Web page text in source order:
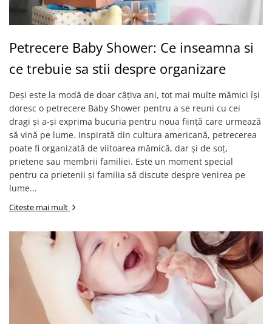
Petrecere Baby Shower: Ce inseamna si
ce trebuie sa stii despre organizare
Deși este la modă de doar câțiva ani, tot mai multe mămici își
doresc o petrecere Baby Shower pentru a se reuni cu cei
dragi și a-și exprima bucuria pentru noua ființă care urmează
să vină pe lume. Inspirată din cultura americană, petrecerea
poate fi organizată de viitoarea mămică, dar și de soț,
prietene sau membrii familiei. Este un moment special
pentru ca prietenii și familia să discute despre venirea pe
lume...
Citeste mai mult